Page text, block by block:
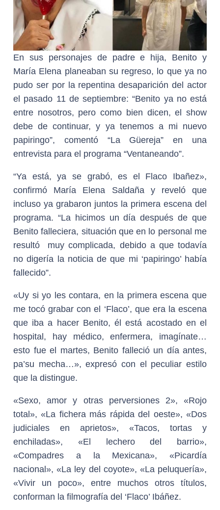
En sus personajes de padre e hija, Benito y
María Elena planeaban su regreso, lo que ya no
pudo ser por la repentina desaparición del actor
el pasado 11 de septiembre: “Benito ya no está
entre nosotros, pero como bien dicen, el show
debe de continuar, y ya tenemos a mi nuevo
papiringo”, comentó “La Güereja” en una
entrevista para el programa “Ventaneando”.
“Ya está, ya se grabó, es el Flaco Ibañez»,
confirmó María Elena Saldaña y reveló que
incluso ya grabaron juntos la primera escena del
programa. “La hicimos un día después de que
Benito falleciera, situación que en lo personal me
resultó muy complicada, debido a que todavía
no digería la noticia de que mi ‘papiringo’ había
fallecido”.
«Uy si yo les contara, en la primera escena que
me tocó grabar con el ‘Flaco’, que era la escena
que iba a hacer Benito, él está acostado en el
hospital, hay médico, enfermera, imagínate…
esto fue el martes, Benito falleció un día antes,
pa’su mecha…», expresó con el peculiar estilo
que la distingue.
«Sexo, amor y otras perversiones 2», «Rojo
total», «La fichera más rápida del oeste», «Dos
judiciales en aprietos», «Tacos, tortas y
enchiladas», «El lechero del barrio»,
«Compadres a la Mexicana», «Picardía
nacional», «La ley del coyote», «La peluquería»,
«Vivir un poco», entre muchos otros títulos,
conforman la filmografía del ‘Flaco’ Ibáñez.